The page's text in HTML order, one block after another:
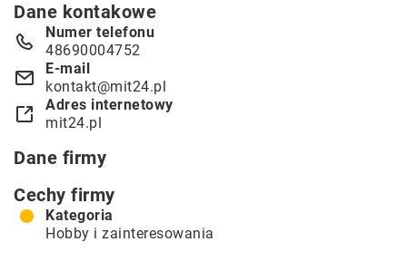
Dane kontakowe
Numer telefonu
48690004752
E-mail
kontakt@mit24.pl
Adres internetowy
mit24.pl
Dane firmy
Cechy firmy
Kategoria
Hobby i zainteresowania